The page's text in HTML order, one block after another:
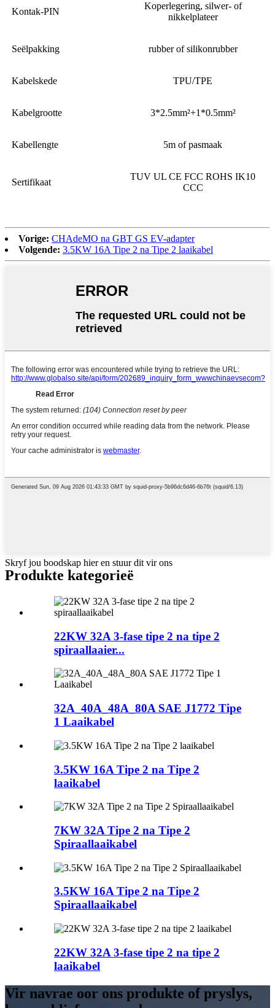
Kontak-PIN
Koperlegering, silwer- of
nikkelplateer
Seëlpakking rubber of silikonrubber
Kabelskede TPU/TPE
Kabelgrootte 3*2.5mm²+1*0.5mm²
Kabellengte 5m of pasmaak
Sertifikaat
TUV UL CE FCC ROHS IK10
CCC
Vorige: CHAdeMO na GBT GS EV-adapter
Volgende: 3.5KW 16A Tipe 2 na Tipe 2 laaikabel
Skryf jou boodskap hier en stuur dit vir ons
Produkte kategorieë
22KW 32A 3-fase tipe 2 na tipe 2
spiraallaaier...
32A_40A_48A_80A SAE J1772 Tipe
1 Laaikabel
3.5KW 16A Tipe 2 na Tipe 2
laaikabel
7KW 32A Tipe 2 na Tipe 2
Spiraallaaikabel
3.5KW 16A Tipe 2 na Tipe 2
Spiraallaaikabel
22KW 32A 3-fase tipe 2 na tipe 2
laaikabel
Vir navrae oor ons produkte of pryslys,